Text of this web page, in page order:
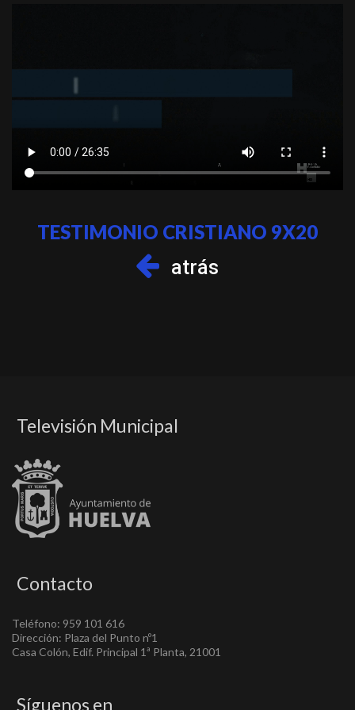
TESTIMONIO CRISTIANO 9X20
atrás
Televisión Municipal
Contacto
Teléfono: 959 101 616
Dirección: Plaza del Punto nº1
Casa Colón, Edif. Principal 1ª Planta, 21001
Síguenos en